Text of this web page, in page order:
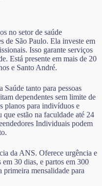
no setor de saúde
de São Paulo. Ela investe em
Isso garante serviços
Está presente em mais de 20
e Santo André.
Saúde tanto para pessoas
dependentes sem limite de
planos para indivíduos e
estão na faculdade até 24
Individuais podem
da ANS. Oferece urgência e
em 30 dias, e partos em 300
primeira mensalidade para